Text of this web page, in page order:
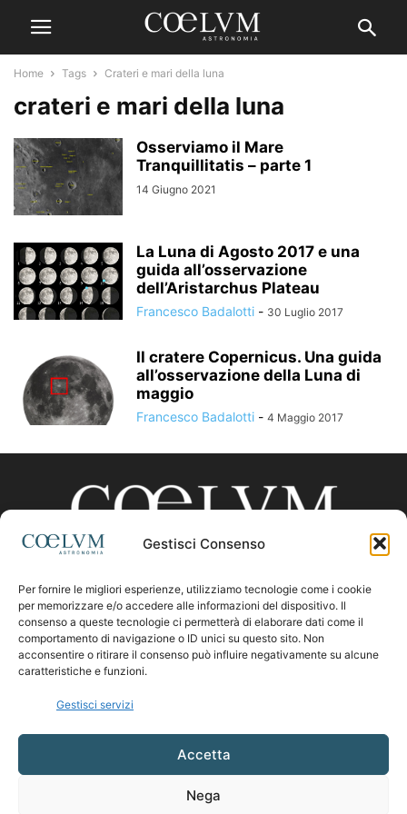
Gestisci Consenso
Per fornire le migliori esperienze, utilizziamo tecnologie come i cookie
per memorizzare e/o accedere alle informazioni del dispositivo. Il
consenso a queste tecnologie ci permetterà di elaborare dati come il
comportamento di navigazione o ID unici su questo sito. Non
acconsentire o ritirare il consenso può influire negativamente su alcune
caratteristiche e funzioni.
Gestisci servizi
Accetta
Nega
Home Tags Crateri e mari della luna
crateri e mari della luna
Osserviamo il Mare
Tranquillitatis – parte 1
14 Giugno 2021
La Luna di Agosto 2017 e una
guida all’osservazione
dell’Aristarchus Plateau
Francesco Badalotti - 30 Luglio 2017
Il cratere Copernicus. Una guida
all’osservazione della Luna di
maggio
Francesco Badalotti - 4 Maggio 2017
CHI SIAMO
Contattaci:coelumastro@coelum.com